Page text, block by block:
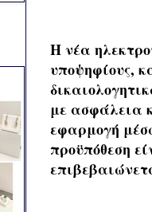
Η νέα
υποψηφίους,
με ασφάλεια
εφαρμογή
προϋπόθεση